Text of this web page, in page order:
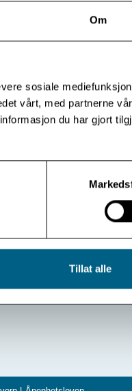
Om
sosiale
vårt, med partnerne
du har gjort
Tillat alle
være mulig å score